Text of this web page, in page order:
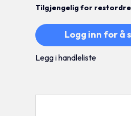
Tilgjengelig for restordre
Logg inn for å
Legg i handleliste